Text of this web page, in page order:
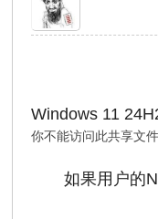
Windows 11
你不能访问此共享文
如果用户的